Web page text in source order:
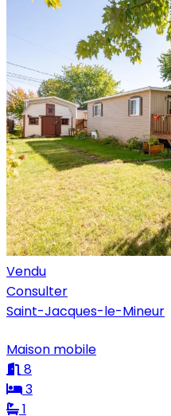
Vendu
Consulter
Saint-Jacques-le-Mineur
Maison mobile
8
3
1